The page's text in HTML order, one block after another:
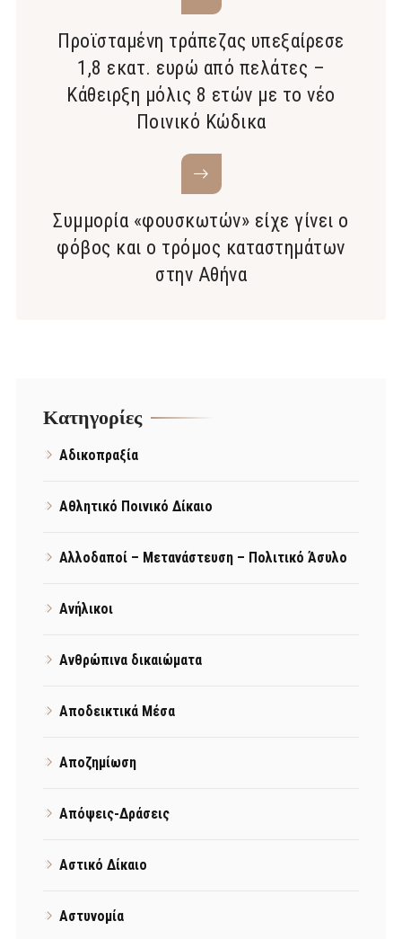
Προϊσταμένη τράπεζας υπεξαίρεσε
1,8 εκατ. ευρώ από πελάτες –
Κάθειρξη μόλις 8 ετών με το νέο
Ποινικό Κώδικα
Συμμορία «φουσκωτών» είχε γίνει ο
φόβος και ο τρόμος καταστημάτων
στην Αθήνα
Kατηγορίες
Αδικοπραξία
Αθλητικό Ποινικό Δίκαιο
Αλλοδαποί – Μετανάστευση – Πολιτικό Άσυλο
Ανήλικοι
Ανθρώπινα δικαιώματα
Αποδεικτικά Μέσα
Αποζημίωση
Απόψεις-Δράσεις
Αστικό Δίκαιο
Αστυνομία